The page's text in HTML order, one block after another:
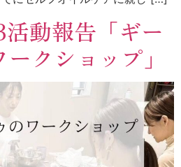
動報告「ギー
クショップ」